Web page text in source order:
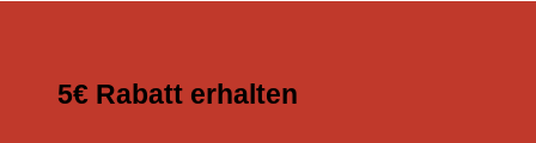
5€ Rabatt erhalten